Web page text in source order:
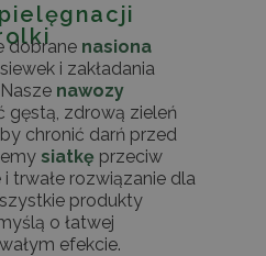
dobrane nasiona
i zakładania
nawozy
gęstą, zdrową zieleń
chronić darń przed
siatkę przeciw
trwałe rozwiązanie dla
produkty
o łatwej
efekcie.